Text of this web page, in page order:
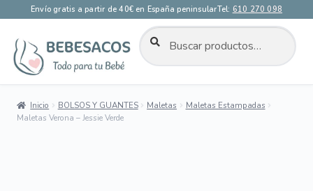
Envío gratis a partir de 40€ en España peninsularTel: 610 270 098
navegación
Buscar
por:
BUSCAR
Inicio BOLSOS Y GUANTES Maletas
Maletas Estampadas
Maletas Verona – Jessie Verde